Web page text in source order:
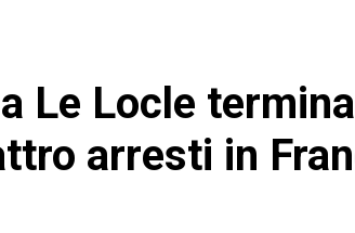
Le Locle
arresti in